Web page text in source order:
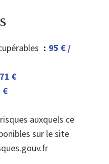
95 € /
€
€
auxquels ce
sur le site